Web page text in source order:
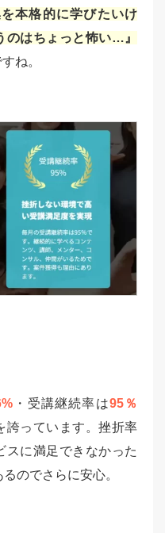
を本格的に学びたいけ
のはちょっと怖い…』
ね。
・受講継続率は95％
誇っています。挫折率
スに満足できなかった
るのでさらに安心。